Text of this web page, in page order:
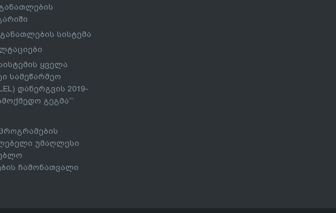
სისტემა
ყველა
სამეწარმეო
დანერგვის 2019-
გეგმა“’
უმაღლესი
ჩამონათვალი